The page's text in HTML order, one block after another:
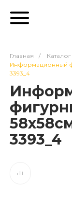
Главная /
Информационный
3393_4
3393_4